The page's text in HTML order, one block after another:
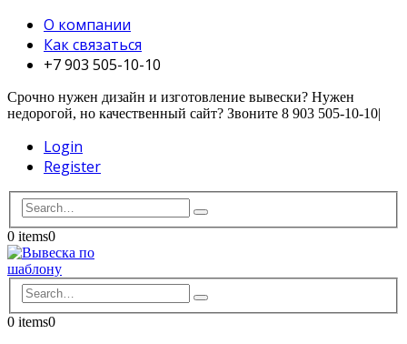
О компании
Как связаться
+7 903 505-10-10
Срочно нужен дизайн и изготовление вывески? Нужен
недорогой, но качественный сайт? Звоните 8 903 505-10-10|
Login
Register
0 items0
0 items0